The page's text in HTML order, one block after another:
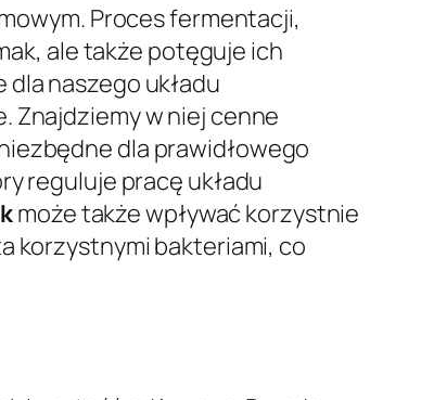
Proces fermentacji,
ale także potęguje ich
naszego układu
Znajdziemy w niej cenne
dla prawidłowego
reguluje pracę układu
może także wpływać korzystnie
korzystnymi bakteriami, co